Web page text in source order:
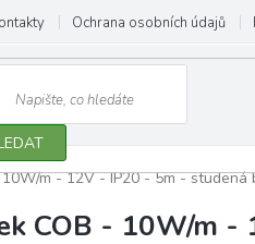
Ochrana osobních údajů
10W/m - 12V - IP20 - 5m - studená
COB - 10W/m